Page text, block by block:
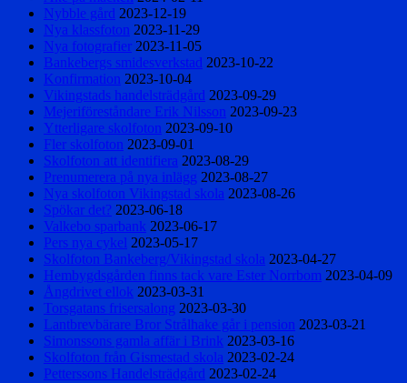
Nybble gård 2023-12-19
Nya klassfoton 2023-11-29
Nya fotografier 2023-11-05
Bankebergs smidesverkstad 2023-10-22
Konfirmation 2023-10-04
Vikingstads handelsträdgård 2023-09-29
Mejeriföreståndare Erik Nilsson 2023-09-23
Ytterligare skolfoton 2023-09-10
Fler skolfoton 2023-09-01
Skolfoton att identifiera 2023-08-29
Prenumerera på nya inlägg 2023-08-27
Nya skolfoton Vikingstad skola 2023-08-26
Spökar det? 2023-06-18
Valkebo sparbank 2023-06-17
Pers nya cykel 2023-05-17
Skolfoton Bankeberg/Vikingstad skola 2023-04-27
Hembygdsgården finns tack vare Ester Norrbom 2023-04-09
Ångdrivet ellok 2023-03-31
Torsgatans frisersalong 2023-03-30
Lantbrevbärare Bror Strålhake går i pension 2023-03-21
Simonssons gamla affär i Brink 2023-03-16
Skolfoton från Gismestad skola 2023-02-24
Petterssons Handelsträdgård 2023-02-24